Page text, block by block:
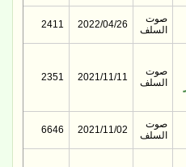
صوت
السلف
2022/04/26
2411
صوت
السلف
2021/11/11
2351
صوت
السلف
2021/11/02
6646